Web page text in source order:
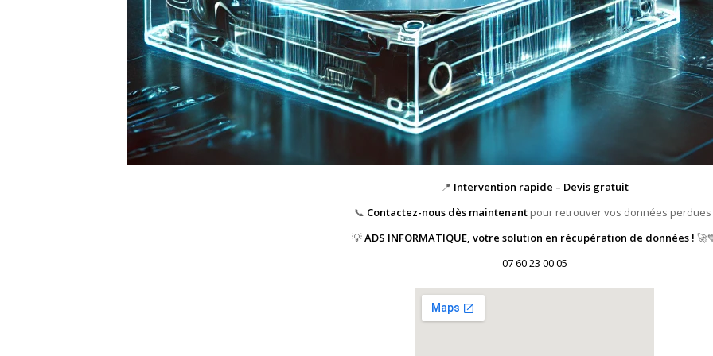
📍 Intervention rapide – Devis gratuit
📞 Contactez-nous dès maintenantpour retrouver vos données perdues
💡ADS INFORMATIQUE, votre solution en récupération de données !
07 60 23 00 05